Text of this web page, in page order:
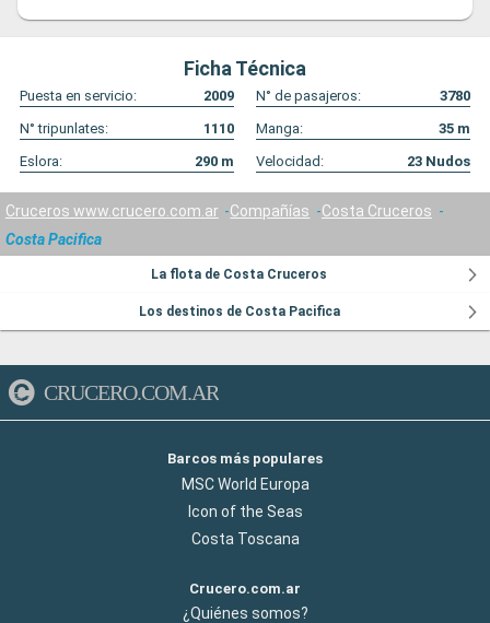
Ficha Técnica
Puesta en servicio: 2009 N° de pasajeros:
3780
N° tripunlates:
1110 Manga: 35 m
Eslora:
290 m Velocidad: 23 Nudos
Cruceros www.crucero.com.ar Compañías
Costa Cruceros
Costa Pacifica
La flota de Costa Cruceros
Los destinos de Costa Pacifica
CRUCERO.COM.AR
Barcos más populares
MSC World Europa
Icon of the Seas
Costa Toscana
Crucero.com.ar
¿Quiénes somos?